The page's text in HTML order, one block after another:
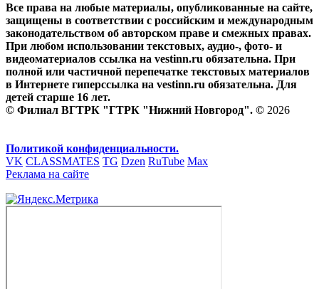
Все права на любые материалы, опубликованные на сайте,
защищены в соответствии с российским и международным
законодательством об авторском праве и смежных правах.
При любом использовании текстовых, аудио-, фото- и
видеоматериалов ссылка на vestinn.ru обязательна. При
полной или частичной перепечатке текстовых материалов
в Интернете гиперссылка на vestinn.ru обязательна. Для
детей старше 16 лет.
© Филиал ВГТРК "ГТРК "Нижний Новгород". © 2026
Политикой конфиденциальности.
VK CLASSMATES TG Dzen RuTube Max
Реклама на сайте